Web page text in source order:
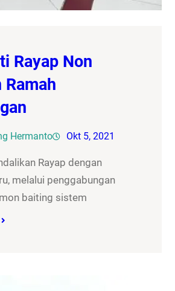
Rayap Non
Ramah
Hermanto Okt 5, 2021
Rayap dengan
melalui penggabungan
baiting sistem